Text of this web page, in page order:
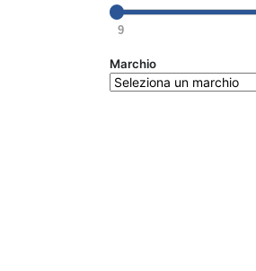
9
Marchio